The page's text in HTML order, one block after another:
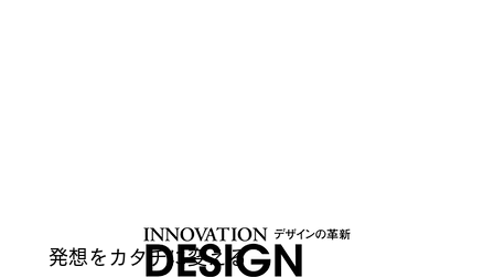
発想をカタチに変える